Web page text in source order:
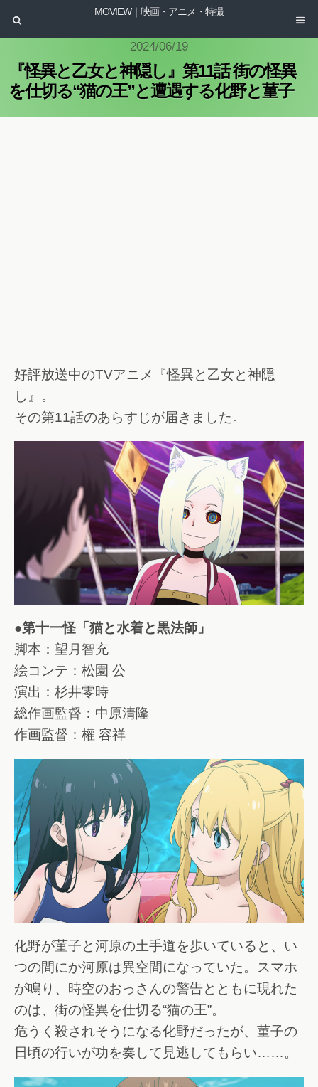
MOVIEW｜映画・アニメ・特撮
2024/06/19
『怪異と乙女と神隠し』第11話 街の怪異
を仕切る“猫の王”と遭遇する化野と菫子
好評放送中のTVアニメ『怪異と乙女と神隠
し』。
その第11話のあらすじが届きました。
●第十一怪「猫と水着と黒法師」
脚本：望月智充
絵コンテ：松園 公
演出：杉井零時
総作画監督：中原清隆
作画監督：權 容祥
化野が菫子と河原の土手道を歩いていると、い
つの間にか河原は異空間になっていた。スマホ
が鳴り、時空のおっさんの警告とともに現れた
のは、街の怪異を仕切る“猫の王”。
危うく殺されそうになる化野だったが、菫子の
日頃の行いが功を奏して見逃してもらい……。